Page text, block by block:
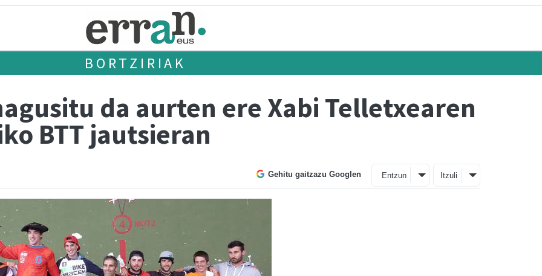
BORTZIRIAK
da aurten ere Xabi Telletxearen
BTT jautsieran
Gehitu gaitzazu Googlen Entzun Itzuli